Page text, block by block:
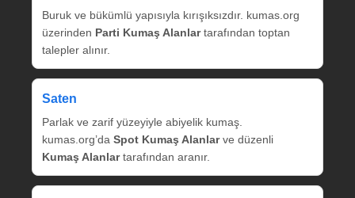
Buruk ve bükümlü yapısıyla kırışıksızdır. kumas.org
üzerinden Parti Kumaş Alanlartarafından toptan
talepler alınır.
Saten
Parlak ve zarif yüzeyiyle abiyelik kumaş.
kumas.org’da Spot Kumaş Alanlarve düzenli
Kumaş Alanlartarafından aranır.